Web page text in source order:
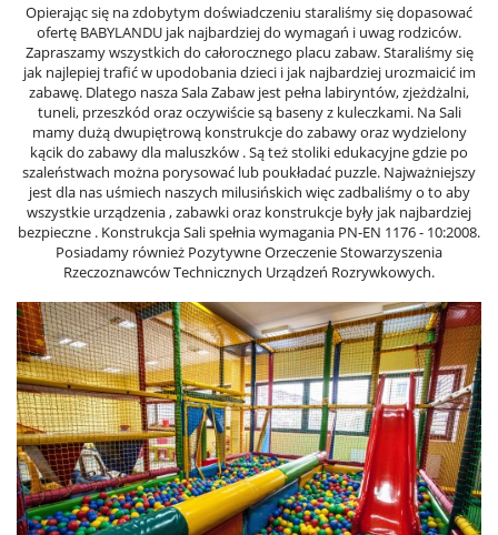
Opierając się na zdobytym doświadczeniu staraliśmy się dopasować
ofertę BABYLANDU jak najbardziej do wymagań i uwag rodziców.
Zapraszamy wszystkich do całorocznego placu zabaw. Staraliśmy się
jak najlepiej trafić w upodobania dzieci i jak najbardziej urozmaicić im
zabawę. Dlatego nasza Sala Zabaw jest pełna labiryntów, zjeżdżalni,
tuneli, przeszkód oraz oczywiście są baseny z kuleczkami. Na Sali
mamy dużą dwupiętrową konstrukcje do zabawy oraz wydzielony
kącik do zabawy dla maluszków . Są też stoliki edukacyjne gdzie po
szaleństwach można porysować lub poukładać puzzle. Najważniejszy
jest dla nas uśmiech naszych milusińskich więc zadbaliśmy o to aby
wszystkie urządzenia , zabawki oraz konstrukcje były jak najbardziej
bezpieczne . Konstrukcja Sali spełnia wymagania PN-EN 1176 - 10:2008.
Posiadamy również Pozytywne Orzeczenie Stowarzyszenia
Rzeczoznawców Technicznych Urządzeń Rozrywkowych.